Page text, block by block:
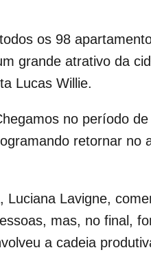
os 98
grande atrativo da
Lucas Willie.
no período
retornar no
Lavigne,
mas, no final,
a cadeia